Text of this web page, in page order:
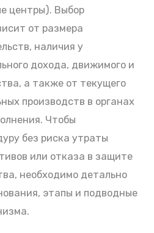
центры). Выбор
от размера
наличия у
дохода, движимого и
а также от текущего
производств в органах
Чтобы
без риска утраты
или отказа в защите
необходимо детально
этапы и подводные